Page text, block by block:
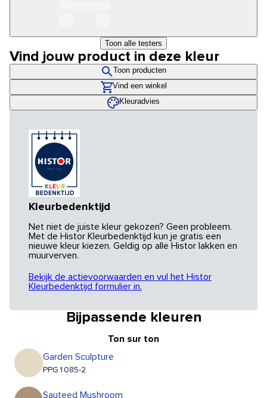
Toon alle testers
Vind jouw product in deze kleur
Toon producten
Vind een winkel
Kleuradvies
Kleurbedenktijd
Net niet de juiste kleur gekozen? Geen probleem.
Met de Histor Kleurbedenktijd kun je gratis een
nieuwe kleur kiezen. Geldig op alle Histor lakken en
muurverven.
Bekijk de actievoorwaarden en vul het Histor
Kleurbedenktijd formulier in.
Bijpassende kleuren
Ton sur ton
Garden Sculpture
PPG1085-2
Sauteed Mushroom